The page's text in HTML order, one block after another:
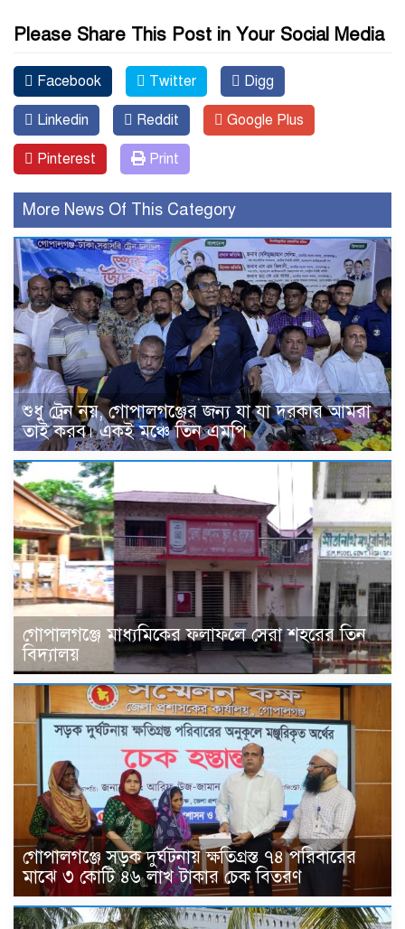
Please Share This Post in Your Social Media
Facebook Twitter Digg
Linkedin Reddit Google Plus
Pinterest Print
More News Of This Category
শুধু ট্রেন নয়, গোপালগঞ্জের জন্য যা যা দরকার আমরা
তাই করব। একই মঞ্চে তিন এমপি
গোপালগঞ্জে মাধ্যমিকের ফলাফলে সেরা শহরের তিন
বিদ্যালয়
গোপালগঞ্জে সড়ক দুর্ঘটনায় ক্ষতিগ্রস্ত ৭৪ পরিবারের
মাঝে ৩ কোটি ৪৬ লাখ টাকার চেক বিতরণ